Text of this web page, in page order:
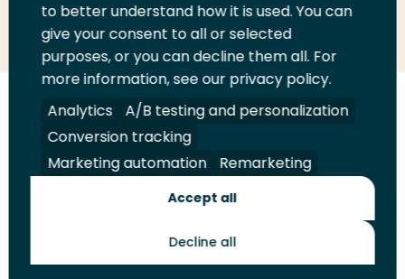
Deel
LinkedIn
Deel
op
Twitter
Deel
op
Facebook
Email
deze
pagina
Print
deze
pagina
Volg
ons
op
LinkedIn
Volg
ons
op
Facebook
Volg
ons
op
YouTube
Volg
ons
op
Instagram
Juridisch Security A-Z Index
Contact
Toekomstmakers
to better understand how it is used. You can
give your consent to all or selected
purposes, or you can decline them all. For
more information, see our privacy policy.
Analytics
A/B testing and personalization
Conversion tracking
Marketing automation
Remarketing
Accept all
Decline all